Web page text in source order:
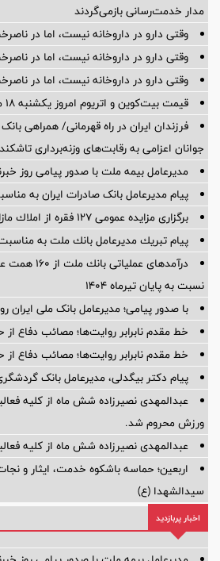
مدار خدمت‌رسانی بازمی‌گردند
وقتی دارو در داروخانه نیست، اما در
وقتی دارو در داروخانه نیست، اما در
وقتی دارو در داروخانه نیست، اما در
قیمت بیت‌کوین و اتریوم امروز یکشنبه ۱۸ مرداد ۱۴۰۵
فرزندان ایران در راه قهرمانی/ همراهی
جوانان اعزامی به رقابت‌های وزنه‌برداری تاشکند
مدیرعامل بیمه ملت با صدور پیامی روز
پیام مدیرعامل بانک صادرات ایران به
برگزاری مزایده عمومی 127 فقره از املاك مازاد بانك ملت
پیام تبریك مدیرعامل بانك ملت به مناسبت
نسبت به پایان تیرماه 1404
با صدور پیامی؛ مدیرعامل بانک ملی ایران
خط مقدم نابرابر روایت‌ها؛ مصائب دفاع
خط مقدم نابرابر روایت‌ها؛ مصائب دفاع
پیام دکتر بیگدلی، مدیرعامل بانک
عبدالمهدی نصیرزاده شش ماه از کلیه
ورزش محروم شد.
عبدالمهدی نصیرزاده شش ماه از کلیه
اربعین؛ حماسه باشکوه خدمت، ایثار و
سیدالشهدا (ع)
اخبار پربازدید